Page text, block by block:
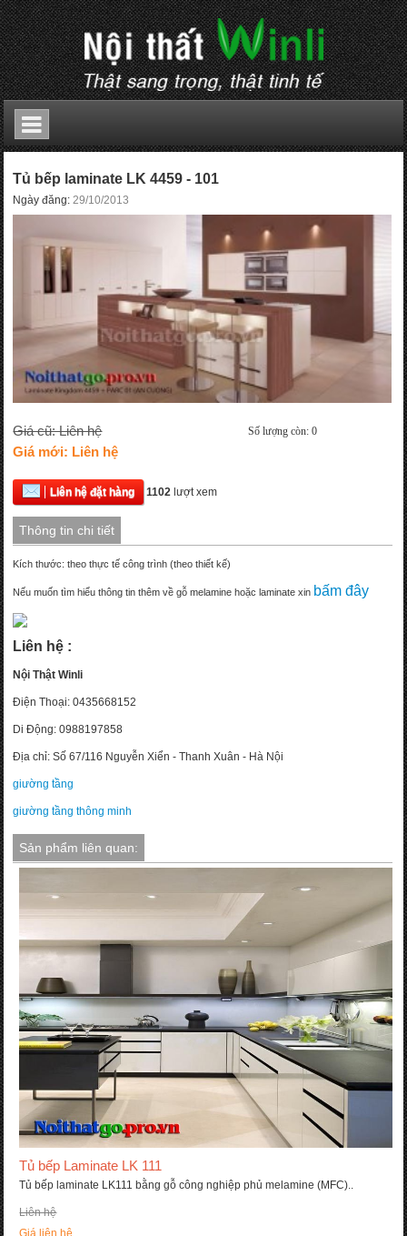
Tủ bếp laminate LK 4459 - 101
Ngày đăng:29/10/2013
Giá cũ: Liên hệ
Giá mới: Liên hệ
Số lượng còn: 0
Liên hệ đặt hàng 1102 lượt xem
Thông tin chi tiết
Kích thước: theo thực tế công trình (theo thiết kế)
Nếu muốn tìm hiểu thông tin thêm về gỗ melamine hoặc laminate xin bấm đây
Liên hệ :
Nội Thật Winli
Điện Thoại: 0435668152
Di Động: 0988197858
Địa chỉ: Số 67/116 Nguyễn Xiển - Thanh Xuân - Hà Nội
giường tầng
giường tầng thông minh
Sản phẩm liên quan:
Tủ bếp Laminate LK 111
Tủ bếp laminate LK111 bằng gỗ công nghiệp phủ melamine (MFC)..
Liên hệ
Giá liên hệ